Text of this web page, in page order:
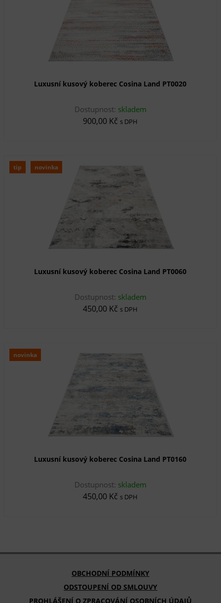
Luxusní kusový koberec Cosina Land PT0020
Dostupnost: skladem
900,00 Kč s DPH
tip novinka
Luxusní kusový koberec Cosina Land PT0060
Dostupnost: skladem
450,00 Kč s DPH
novinka
Luxusní kusový koberec Cosina Land PT0160
Dostupnost: skladem
450,00 Kč s DPH
OBCHODNÍ PODMÍNKY
ODSTOUPENÍ OD SMLOUVY
PROHLÁŠENÍ O ZPRACOVÁNÍ OSOBNÍCH ÚDAJŮ